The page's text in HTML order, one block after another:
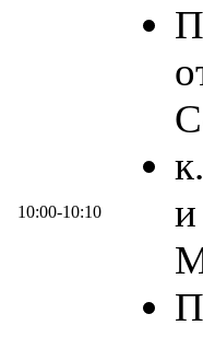
10:00-10:10